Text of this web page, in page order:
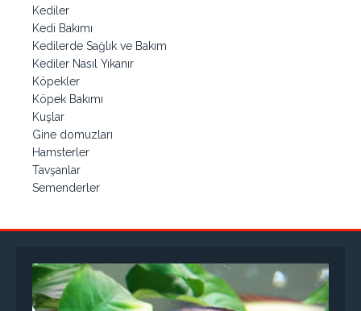
Kediler
Kedi Bakımı
Kedilerde Sağlık ve Bakım
Kediler Nasıl Yıkanır
Köpekler
Köpek Bakımı
Kuşlar
Gine domuzları
Hamsterler
Tavşanlar
Semenderler